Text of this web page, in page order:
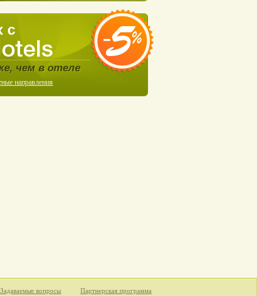
с
чем в отеле
направления
вопросы Партнерская программа